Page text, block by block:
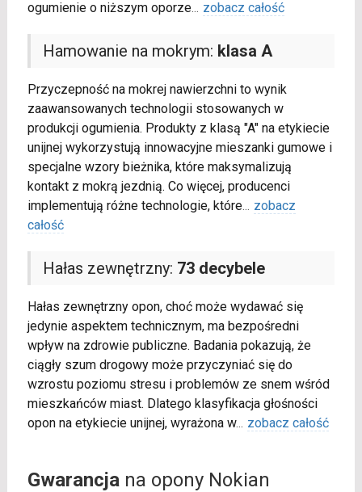
ogumienie o niższym oporze... zobacz całość
Hamowanie na mokrym: klasa A
Przyczepność na mokrej nawierzchni to wynik
zaawansowanych technologii stosowanych w
produkcji ogumienia. Produkty z klasą "A" na etykiecie
unijnej wykorzystują innowacyjne mieszanki gumowe i
specjalne wzory bieżnika, które maksymalizują
kontakt z mokrą jezdnią. Co więcej, producenci
implementują różne technologie, które... zobacz
całość
Hałas zewnętrzny: 73 decybele
Hałas zewnętrzny opon, choć może wydawać się
jedynie aspektem technicznym, ma bezpośredni
wpływ na zdrowie publiczne. Badania pokazują, że
ciągły szum drogowy może przyczyniać się do
wzrostu poziomu stresu i problemów ze snem wśród
mieszkańców miast. Dlatego klasyfikacja głośności
opon na etykiecie unijnej, wyrażona w... zobacz całość
Gwarancjana opony Nokian